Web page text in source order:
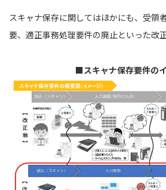
スキャナ保存に関してはほかにも、受領
要、適正事務処理要件の廃止といった改
■スキャナ保存要件の